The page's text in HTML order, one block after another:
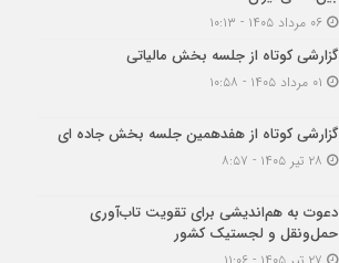
گزارشی کوتاه از جلسه بخش مالیاتی
گزارشی کوتاه از هفدهمین جلسه بخش جاده ای
دعوت به هم‌اندیشی برای تقویت تاب‌آوری
حمل‌ونقل و لجستیک کشور